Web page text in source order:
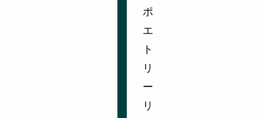
ポ
エ
ト
リ
ー
リ